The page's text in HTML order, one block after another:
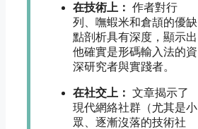
在技術上： 作者對行
列、嘸蝦米和倉頡的優缺
點剖析具有深度，顯示出
他確實是形碼輸入法的資
深研究者與實踐者。
在社交上： 文章揭示了
現代網絡社群（尤其是小
眾、逐漸沒落的技術社